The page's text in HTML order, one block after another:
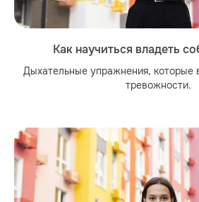
Как научиться владеть
Дыхательные упражнения, которые
тревожности.